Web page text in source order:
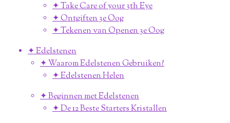
✦ Take Care of your 3th Eye
✦ Ontgiften 3e Oog
✦ Tekenen van Openen 3e Oog
✦ Edelstenen
✦ Waarom Edelstenen Gebruiken?
✦ Edelstenen Helen
✦ Beginnen met Edelstenen
✦ De 12 Beste Starters Kristallen